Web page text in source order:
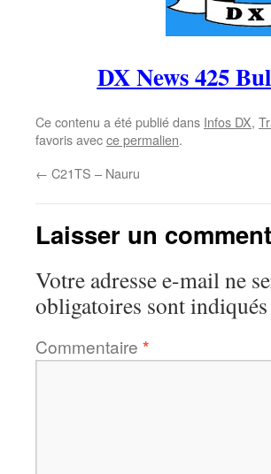
DX News 425
Ce contenu a été publié dans Infos DX,
favoris avecce permalien.
← C21TS – Nauru
Laisser un
Votre adresse e-mail ne
obligatoires sont indiqués
Commentaire *